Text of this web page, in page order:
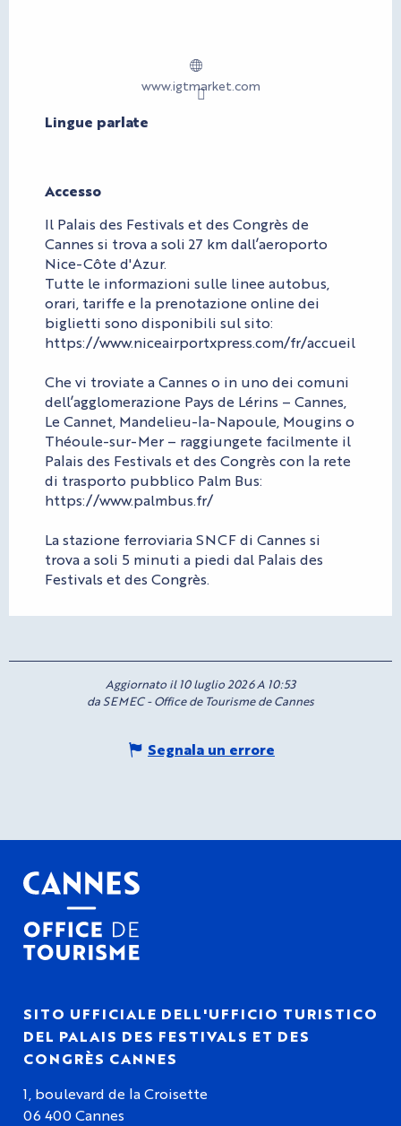
www.igtmarket.com
Lingue parlate
Lingue parlate
Accesso
Accesso
Il Palais des Festivals et des Congrès de
Cannes si trova a soli 27 km dall’aeroporto
Nice-Côte d'Azur.
Tutte le informazioni sulle linee autobus,
orari, tariffe e la prenotazione online dei
biglietti sono disponibili sul sito:
https://www.niceairportxpress.com/fr/accueil
Che vi troviate a Cannes o in uno dei comuni
dell’agglomerazione Pays de Lérins – Cannes,
Le Cannet, Mandelieu-la-Napoule, Mougins o
Théoule-sur-Mer – raggiungete facilmente il
Palais des Festivals et des Congrès con la rete
di trasporto pubblico Palm Bus:
https://www.palmbus.fr/
La stazione ferroviaria SNCF di Cannes si
trova a soli 5 minuti a piedi dal Palais des
Festivals et des Congrès.
Aggiornato il 10 luglio 2026 A 10:53
da SEMEC - Office de Tourisme de Cannes
Segnala un errore
SITO UFFICIALE DELL'UFFICIO TURISTICO
DEL PALAIS DES FESTIVALS ET DES
CONGRÈS CANNES
1, boulevard de la Croisette
06 400 Cannes